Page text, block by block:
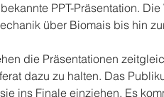
PPT-Präsentation.
über Biomais bis hin
die Präsentationen
dazu zu halten. Das
ins Finale einziehen. Es